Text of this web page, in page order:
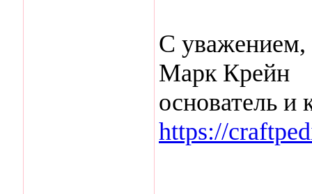
С уважением,
Марк Крейн
основатель и
https://